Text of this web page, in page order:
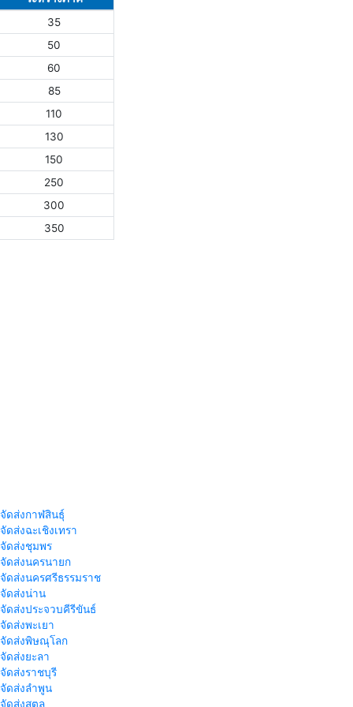
35
50
60
85
110
130
150
250
300
350
ดส่งกาฬสินธุ์
ดส่งฉะเชิงเทรา
ดส่งชุมพร
ดส่งนครนายก
ดส่งนครศรีธรรมราช
ดส่งน่าน
ดส่งประจวบคีรีขันธ์
ดส่งพะเยา
ดส่งพิษณุโลก
ดส่งยะลา
ดส่งราชบุรี
ดส่งลำพูน
ดส่งสตูล